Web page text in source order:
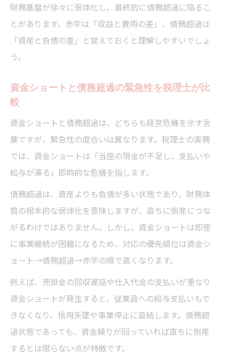
財務基盤が徐々に弱体化し、最終的に債務超過に陥るこ
とがあります。赤字は「収益と費用の差」、債務超過は
「資産と負債の差」と覚えておくと理解しやすいでしょ
う。
資金ショートと債務超過の緊急性を税理士が比
較
資金ショートと債務超過は、どちらも経営危機を示す言
葉ですが、緊急性の度合いは異なります。税理士の実務
では、資金ショートは「当座の現金が不足し、支払いや
給与が滞る」即時的な危機を指します。
債務超過は、資産よりも負債が多い状態であり、財務体
質の根本的な弱体化を意味しますが、直ちに倒産につな
がるわけではありません。しかし、資金ショートは即座
に事業継続が困難になるため、対応の優先順位は資金シ
ョート→債務超過→赤字の順で高くなります。
例えば、売掛金の回収遅延や仕入代金の支払いが重なり
資金ショートが発生すると、従業員への給与支払いもで
きなくなり、信用失墜や事業停止に直結します。債務超
過状態であっても、資金繰りが回っていれば直ちに倒産
するとは限らない点が特徴です。